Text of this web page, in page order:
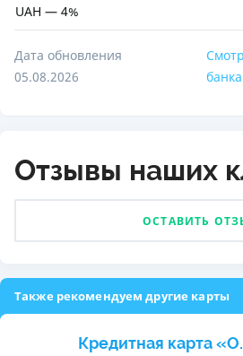
UAH — 4%
Дата обновления
05.08.2026
банка
Отзывы наших
ОСТАВИТЬ
Также рекомендуем другие карты
Кредитная карта